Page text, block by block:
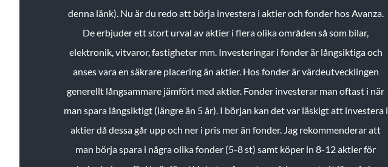
denna länk). Nu är du redo att börja investera i aktier och fonder hos Avanza.
De erbjuder ett stort urval av aktier i flera olika områden så som bilar,
elektronik, vitvaror, fastigheter mm. Investeringar i fonder är långsiktiga och
anses vara en säkrare placering än aktier. Hos fonder är värdeutvecklingen
generellt långsammare jämfört med aktier. Fonder investerar man oftast i när
man spara långsiktigt (längre än 5 år). I början kan det var läskigt att investera i
aktier då dessa går upp och ner i pris mer än fonder. Jag rekommenderar att
man börja spara i några olika fonder (5-8 st) samt köper in 8-12 aktier för